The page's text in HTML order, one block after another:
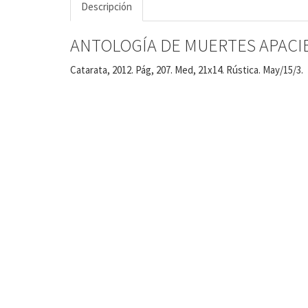
Descripción
ANTOLOGÍA DE MUERTES
Catarata, 2012. Pág, 207. Med, 21x14. Rústica. May/15/3.